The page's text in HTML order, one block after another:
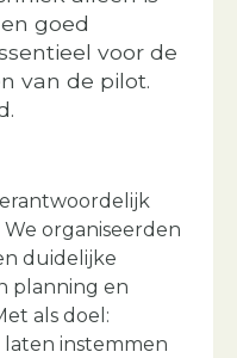
goed
voor de
van de pilot.
organiseerden
duidelijke
planning en
als doel:
instemmen